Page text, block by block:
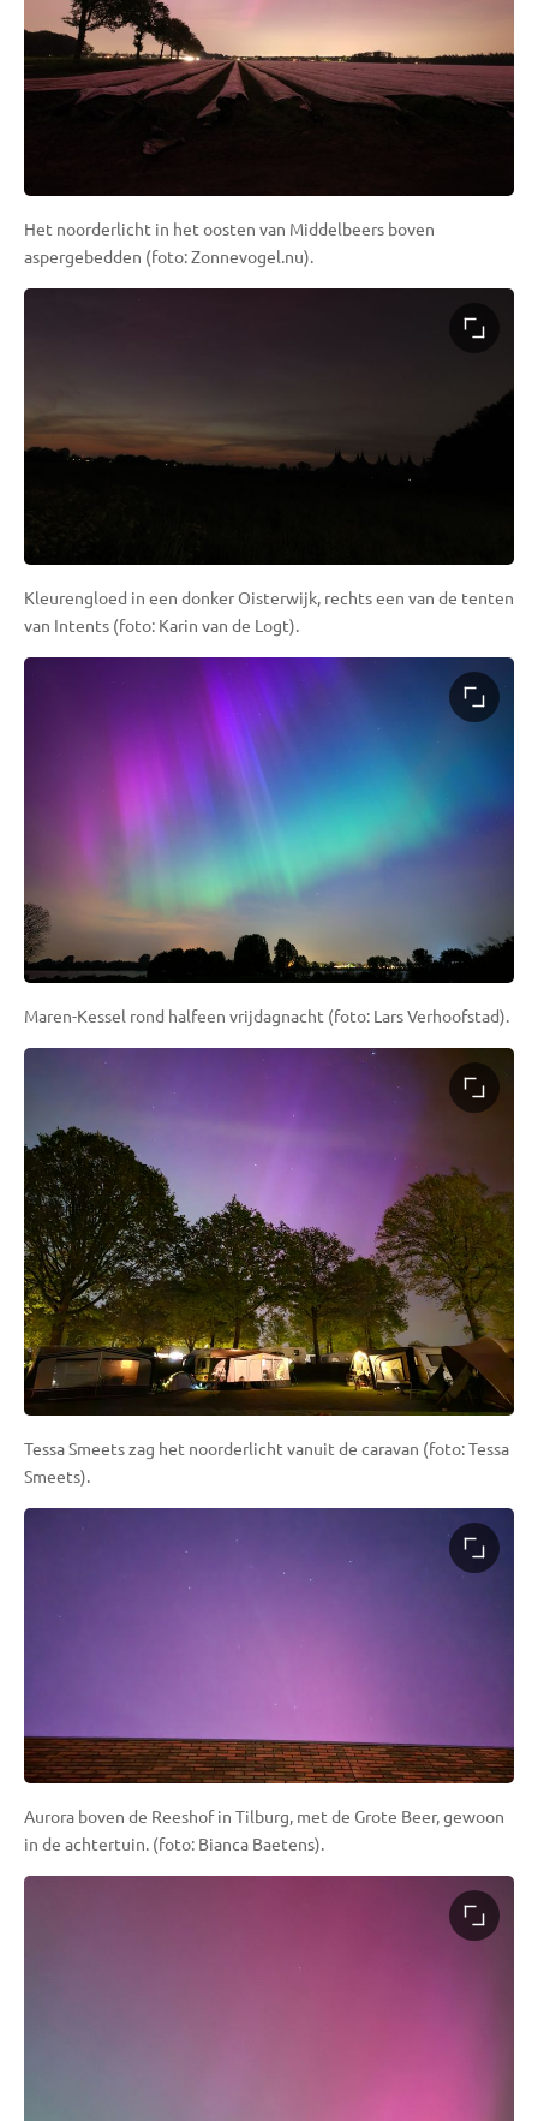
Het noorderlicht in het oosten van Middelbeers boven
aspergebedden (foto: Zonnevogel.nu).
Kleurengloed in een donker Oisterwijk, rechts een van de tenten
van Intents (foto: Karin van de Logt).
Maren-Kessel rond halfeen vrijdagnacht (foto: Lars Verhoofstad).
Tessa Smeets zag het noorderlicht vanuit de caravan (foto: Tessa
Smeets).
Aurora boven de Reeshof in Tilburg, met de Grote Beer, gewoon
in de achtertuin. (foto: Bianca Baetens).